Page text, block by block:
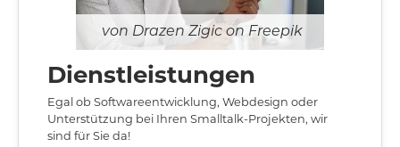
Drazen Zigic on Freepik
Dienstleistungen
Egal ob Softwareentwicklung, Webdesign oder
Unterstützung bei Ihren Smalltalk-Projekten, wir
sind für Sie da!